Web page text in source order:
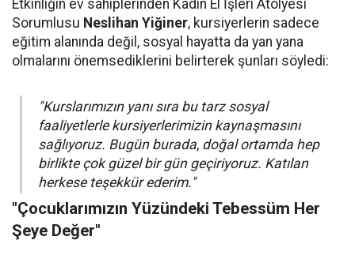
Etkinliğin ev sahiplerinden Kadın El İşleri Atölyesi
Sorumlusu Neslihan Yiğiner, kursiyerlerin sadece
eğitim alanında değil, sosyal hayatta da yan yana
olmalarını önemsediklerini belirterek şunları söyledi:
"Kurslarımızın yanı sıra bu tarz sosyal
faaliyetlerle kursiyerlerimizin kaynaşmasını
sağlıyoruz. Bugün burada, doğal ortamda hep
birlikte çok güzel bir gün geçiriyoruz. Katılan
herkese teşekkür ederim."
"Çocuklarımızın Yüzündeki Tebessüm Her
Şeye Değer"